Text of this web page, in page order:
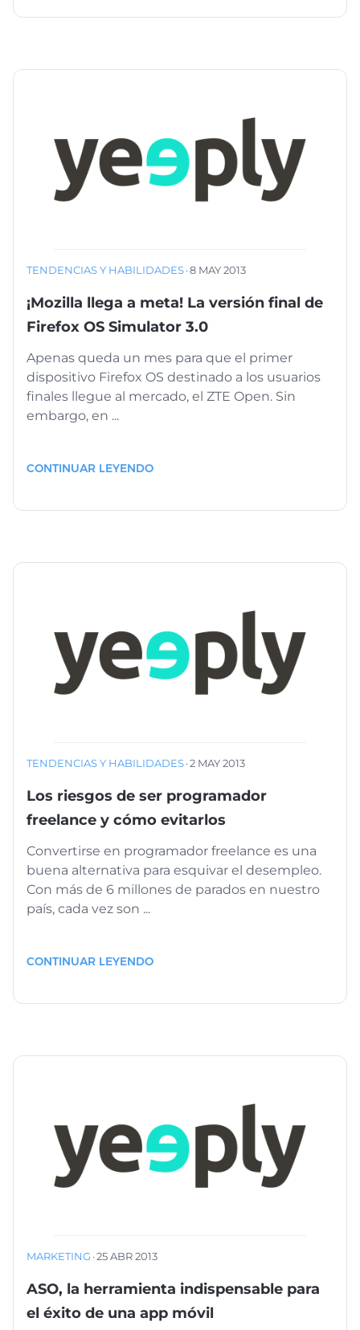
TENDENCIAS Y HABILIDADES·8 MAY 2013
¡Mozilla llega a meta! La versión final de
Firefox OS Simulator 3.0
Apenas queda un mes para que el primer
dispositivo Firefox OS destinado a los usuarios
finales llegue al mercado, el ZTE Open. Sin
embargo, en ...
CONTINUAR LEYENDO
TENDENCIAS Y HABILIDADES·2 MAY 2013
Los riesgos de ser programador
freelance y cómo evitarlos
Convertirse en programador freelance es una
buena alternativa para esquivar el desempleo.
Con más de 6 millones de parados en nuestro
país, cada vez son ...
CONTINUAR LEYENDO
MARKETING ·25 ABR 2013
ASO, la herramienta indispensable para
el éxito de una app móvil